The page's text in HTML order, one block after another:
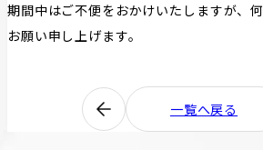
期間中はご不便をおかけいたしますが、
お願い申し上げます。
一覧へ戻る